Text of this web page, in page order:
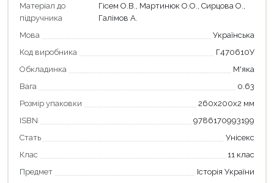
Матеріал до
підручника
Гісем О.В., Мартинюк О.О., Сирцова О.,
Галімов А.
Мова
Українська
Код виробника
Г470610У
Обкладинка
М'яка
Вага
0.63
Розмір упаковки
260х200х2 мм
ISBN
9786170993199
Стать
Унісекс
Клас
11 клас
Предмет
Історія України